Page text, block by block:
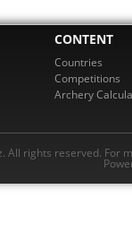
CONTENT
Countries
Competitions
Archery
All rights reserved. For